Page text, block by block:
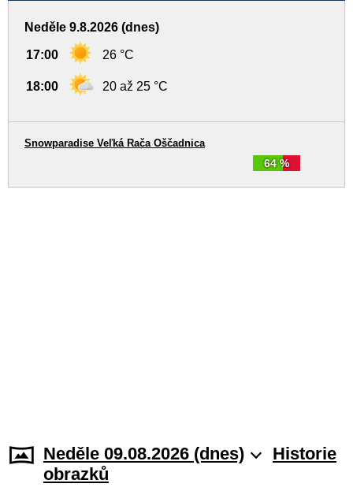
Neděle 9.8.2026 (dnes)
17:00 26 °C
18:00 20 až 25 °C
64 %
Snowparadise Veľká Rača Oščadnica
Neděle 09.08.2026 (dnes)
Historie
obrazků